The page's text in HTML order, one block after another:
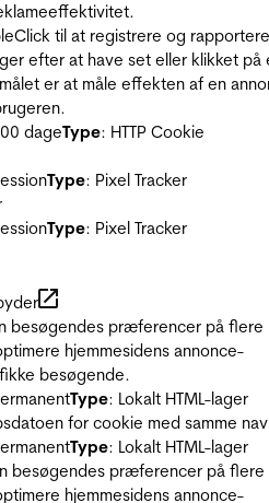
til at registrere og
efter at have set eller klikket på
er at måle effekten af en
dageType: HTTP Cookie
Type: Pixel Tracker
Type: Pixel Tracker
besøgendes præferencer på flere
hjemmesidens annonce-
besøgende.
Type: Lokalt HTML-lager
for cookie med samme
Type: Lokalt HTML-lager
besøgendes præferencer på flere
hjemmesidens annonce-